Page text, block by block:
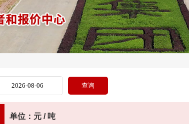
单位：元 / 吨